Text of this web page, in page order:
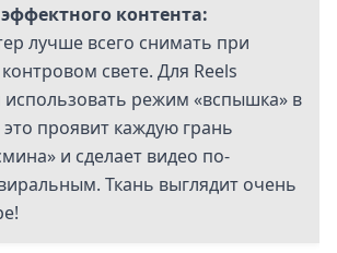
контента:
лучше всего снимать при
свете. Для Reels
режим «вспышка» в
проявит каждую грань
и сделает видео по-
Ткань выглядит очень